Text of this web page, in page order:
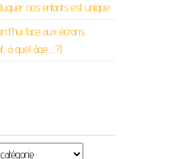
nos enfants est unique
face aux écrans
à quel âge,…?)